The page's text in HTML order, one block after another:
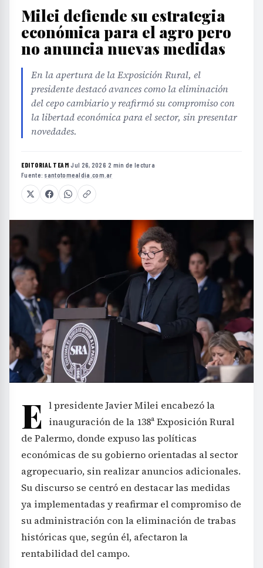
Milei defiende su estrategia
económica para el agro pero
no anuncia nuevas medidas
En la apertura de la Exposición Rural, el
presidente destacó avances como la eliminación
del cepo cambiario y reafirmó su compromiso con
la libertad económica para el sector, sin presentar
novedades.
EDITORIAL TEAM·Jul 26, 2026·2 min de lectura·
Fuente: santotomealdia.com.ar
E l presidente Javier Milei encabezó la
inauguración de la 138ª Exposición Rural
de Palermo, donde expuso las políticas
económicas de su gobierno orientadas al sector
agropecuario, sin realizar anuncios adicionales.
Su discurso se centró en destacar las medidas
ya implementadas y reafirmar el compromiso de
su administración con la eliminación de trabas
históricas que, según él, afectaron la
rentabilidad del campo.